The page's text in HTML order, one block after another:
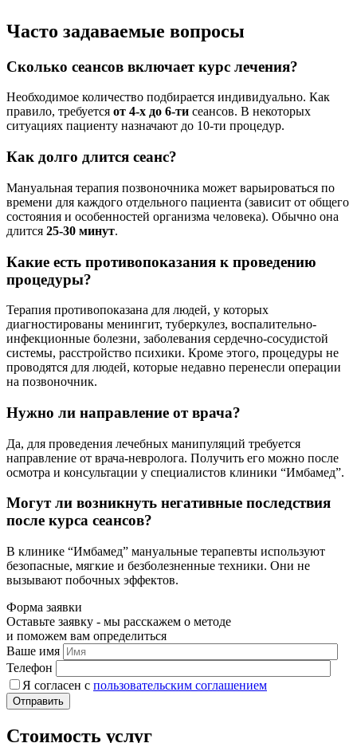
Часто задаваемые вопросы
Сколько сеансов включает курс лечения?
Необходимое количество подбирается индивидуально. Как
правило, требуется от 4-х до 6-ти сеансов. В некоторых
ситуациях пациенту назначают до 10-ти процедур.
Как долго длится сеанс?
Мануальная терапия позвоночника может варьироваться по
времени для каждого отдельного пациента (зависит от общего
состояния и особенностей организма человека). Обычно она
длится 25-30 минут.
Какие есть противопоказания к проведению
процедуры?
Терапия противопоказана для людей, у которых
диагностированы менингит, туберкулез, воспалительно-
инфекционные болезни, заболевания сердечно-сосудистой
системы, расстройство психики. Кроме этого, процедуры не
проводятся для людей, которые недавно перенесли операции
на позвоночник.
Нужно ли направление от врача?
Да, для проведения лечебных манипуляций требуется
направление от врача-невролога. Получить его можно после
осмотра и консультации у специалистов клиники “Имбамед”.
Могут ли возникнуть негативные последствия
после курса сеансов?
В клинике “Имбамед” мануальные терапевты используют
безопасные, мягкие и безболезненные техники. Они не
вызывают побочных эффектов.
Форма заявки
Оставьте заявку - мы расскажем о методе
и поможем вам определиться
Ваше имя
Телефон
Я согласен c пользовательс­ким соглашением
Стоимость услуг